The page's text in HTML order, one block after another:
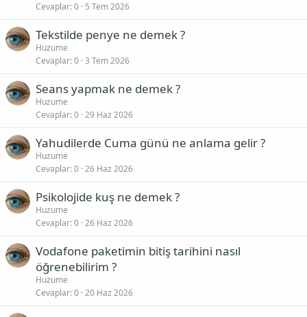
Cevaplar 0 5 Tem 2026
Tekstilde penye ne demek ?
Huzume
Cevaplar 0 3 Tem 2026
Seans yapmak ne demek ?
Huzume
Cevaplar 0 29 Haz 2026
Yahudilerde Cuma günü ne anlama gelir ?
Huzume
Cevaplar 0 26 Haz 2026
Psikolojide kuş ne demek ?
Huzume
Cevaplar 0 26 Haz 2026
Vodafone paketimin bitiş tarihini nasıl
öğrenebilirim ?
Huzume
Cevaplar 0 20 Haz 2026